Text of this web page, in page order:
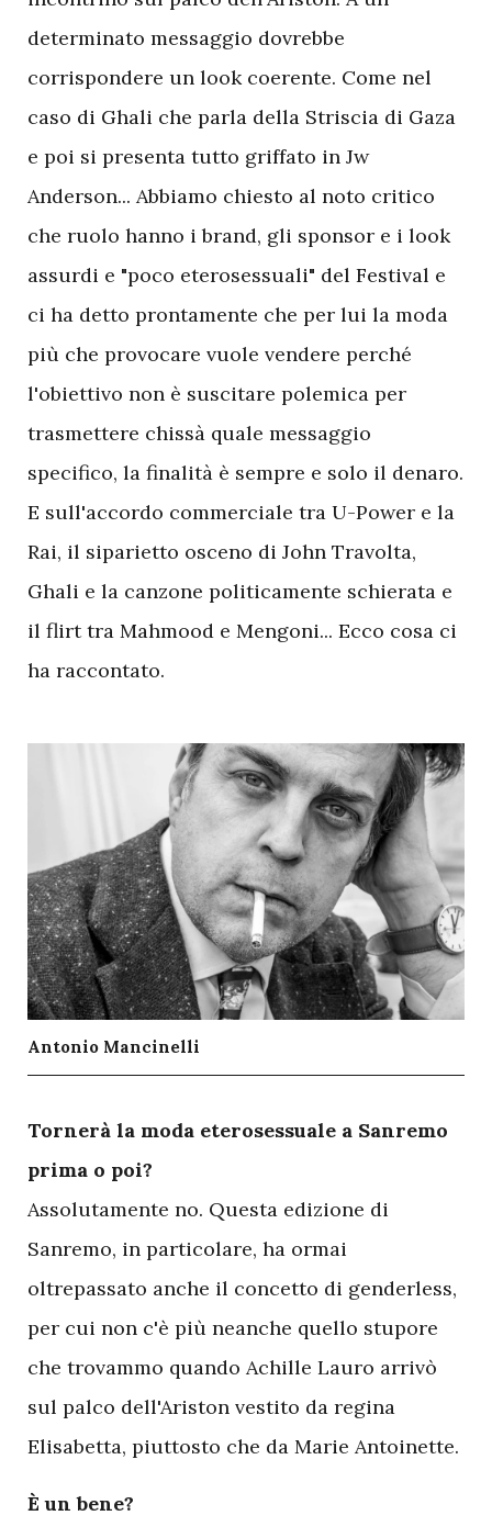
determinato messaggio dovrebbe
corrispondere un look coerente. Come nel
caso di Ghali che parla della Striscia di Gaza
e poi si presenta tutto griffato in Jw
Anderson... Abbiamo chiesto al noto critico
che ruolo hanno i brand, gli sponsor e i look
assurdi e "poco eterosessuali" del Festival e
ci ha detto prontamente che per lui la moda
più che provocare vuole vendere perché
l'obiettivo non è suscitare polemica per
trasmettere chissà quale messaggio
specifico, la finalità è sempre e solo il denaro.
E sull'accordo commerciale tra U-Power e la
Rai, il siparietto osceno di John Travolta,
Ghali e la canzone politicamente schierata e
il flirt tra Mahmood e Mengoni... Ecco cosa ci
ha raccontato.
Antonio Mancinelli
Tornerà la moda eterosessuale a Sanremo
prima o poi?
Assolutamente no. Questa edizione di
Sanremo, in particolare, ha ormai
oltrepassato anche il concetto di genderless,
per cui non c'è più neanche quello stupore
che trovammo quando Achille Lauro arrivò
sul palco dell'Ariston vestito da regina
Elisabetta, piuttosto che da Marie Antoinette.
È un bene?